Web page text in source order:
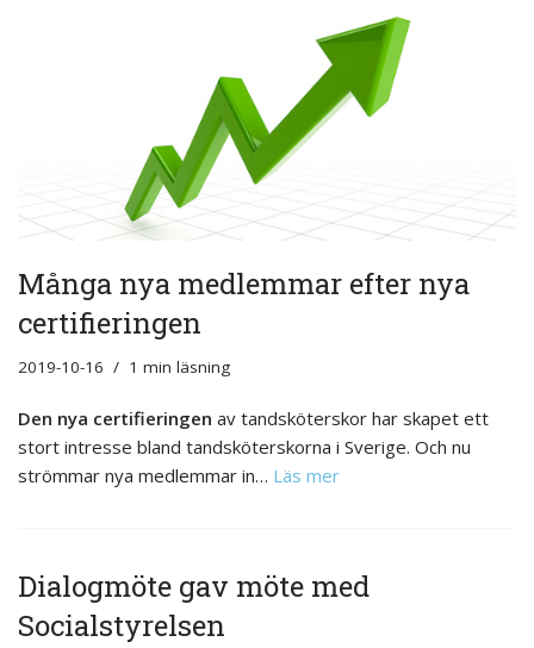
Många nya medlemmar efter nya
certifieringen
2019-10-16 1 min läsning
Den nya certifieringen av tandsköterskor har skapet ett
stort intresse bland tandsköterskorna i Sverige. Och nu
strömmar nya medlemmar in… Läs mer
Dialogmöte gav möte med
Socialstyrelsen